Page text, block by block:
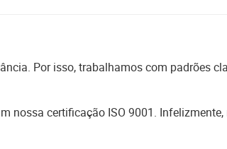
Por isso, trabalhamos com padrões
nossa certificação ISO 9001. Infelizmente,